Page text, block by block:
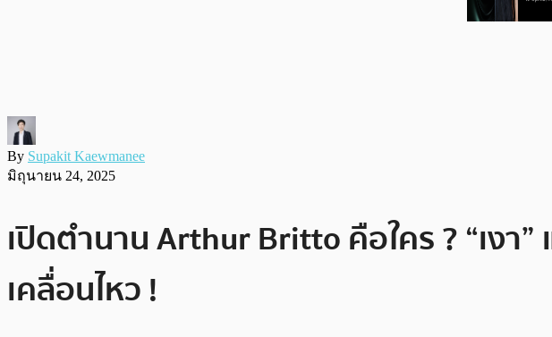
By Supakit Kaewmanee
มิถุนายน 24, 2025
เปิดตำนาน Arthur Britto คือใคร ? “เงา
เคลื่อนไหว !